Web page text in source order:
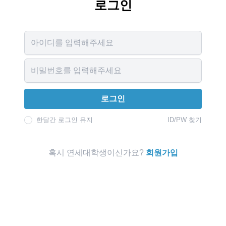
로그인
로그인
한달간 로그인 유지 ID/PW 찾기
혹시 연세대학생이신가요? 회원가입